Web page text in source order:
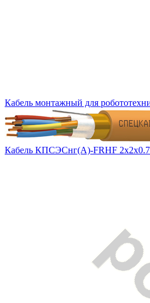
Кабель монтажный для
Кабель КПСЭСнг(А)-FRHF